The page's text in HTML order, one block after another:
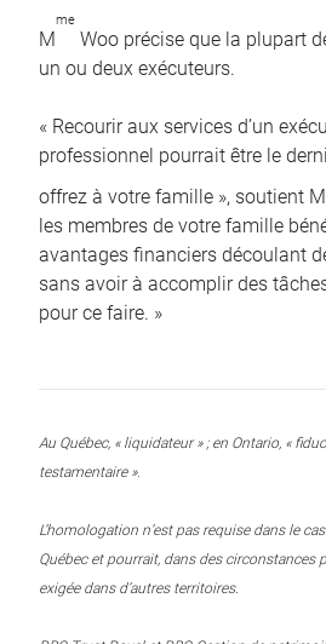
M
me
Woo précise que la plupart
un ou deux exécuteurs.
« Recourir aux services d’un
professionnel pourrait être le
offrez à votre famille », soutient M
les membres de votre famille
avantages financiers découlant
sans avoir à accomplir des
pour ce faire. »
Au Québec, « liquidateur » ; en Ontario, «
testamentaire ».
L’homologation n’est pas requise dans le
Québec et pourrait, dans des circonstances
exigée dans d’autres territoires.